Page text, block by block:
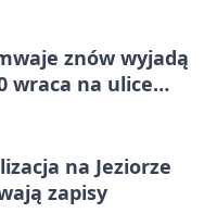
znów wyjadą
wraca na ulice
na Jeziorze
zapisy